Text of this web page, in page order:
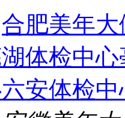
合肥美年
体检中心
六安体检中